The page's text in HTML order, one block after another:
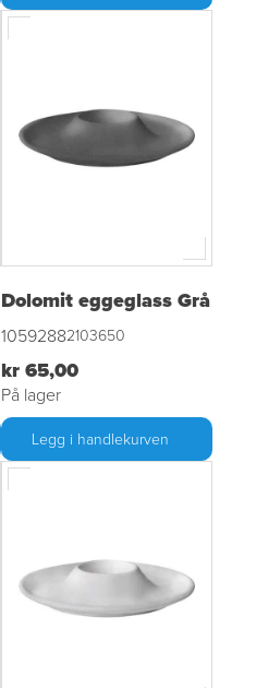
Dolomit eggeglass Grå
10592882103650
kr 65,00
På lager
Legg i handlekurven